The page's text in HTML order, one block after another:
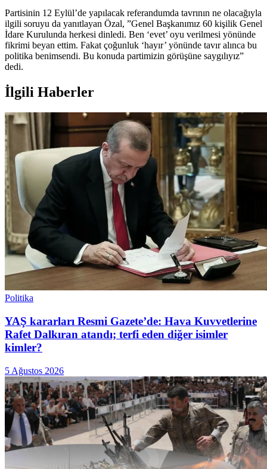
Partisinin 12 Eylül’de yapılacak referandumda tavrının ne olacağıyla
ilgili soruyu da yanıtlayan Özal, ”Genel Başkanımız 60 kişilik Genel
İdare Kurulunda herkesi dinledi. Ben ‘evet’ oyu verilmesi yönünde
fikrimi beyan ettim. Fakat çoğunluk ‘hayır’ yönünde tavır alınca bu
politika benimsendi. Bu konuda partimizin görüşüne saygılıyız”
dedi.
İlgili Haberler
Politika
YAŞ kararları Resmi Gazete’de: Hava Kuvvetlerine
Rafet Dalkıran atandı; terfi eden diğer isimler
kimler?
5 Ağustos 2026